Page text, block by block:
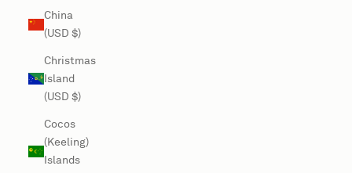
China
(USD $)
Christmas
Island
(USD $)
Cocos
(Keeling)
Islands